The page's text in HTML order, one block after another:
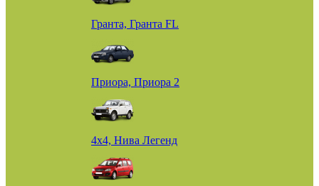
Гранта, Гранта FL
Приора, Приора 2
4х4, Нива Легенд